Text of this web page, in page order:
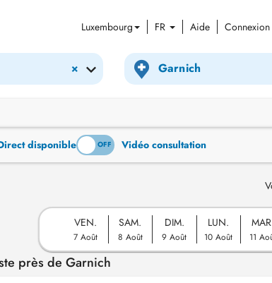
Luxembourg FR Aide Connexion
×
disponible
ON OFF Vidéo consultation
VEN.
7 Août
SAM.
8 Août
DIM.
9 Août
LUN.
10 Août 11
près de Garnich